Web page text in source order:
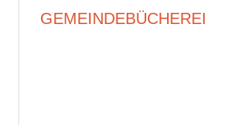
GEMEINDEBÜCHEREI